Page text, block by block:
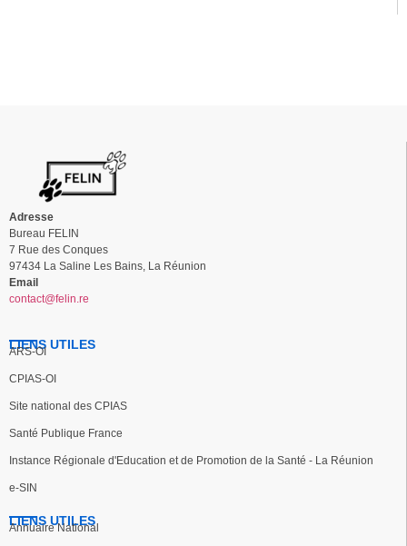
Adresse
Bureau FELIN
7 Rue des Conques
97434 La Saline Les Bains, La Réunion
Email
contact@felin.re
LIENS UTILES
ARS-OI
CPIAS-OI
Site national des CPIAS
Santé Publique France
Instance Régionale d'Education et de Promotion de la Santé - La Réunion
e-SIN
LIENS UTILES
Annuaire National